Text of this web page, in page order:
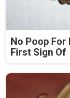
No Poop For
First Sign Of